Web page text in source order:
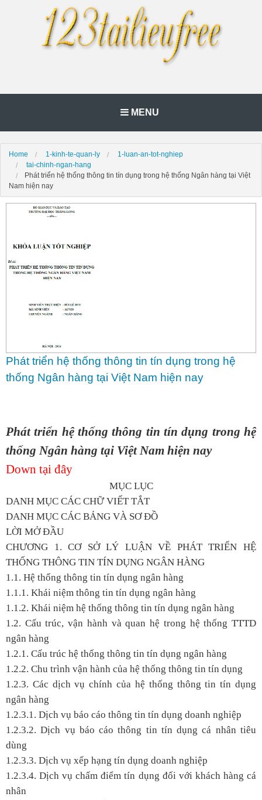
MENU
Home 1-kinh-te-quan-ly
1-luan-an-tot-nghiep
tai-chinh-ngan-hang
Phát triển hệ thống thông tin tín dụng trong hệ thống Ngân hàng tại Việt
Nam hiện nay
Phát triển hệ thống thông tin tín dụng trong hệ
thống Ngân hàng tại Việt Nam hiện nay
Phát triển hệ thống thông tin tín dụng trong hệ
thống Ngân hàng tại Việt Nam hiện nay
Down tại đây
MỤC LỤC
DANH MỤC CÁC CHỮ VIẾT TẮT
DANH MỤC CÁC BẢNG VÀ SƠ ĐỒ
LỜI MỞ ĐẦU
CHƯƠNG 1. CƠ SỞ LÝ LUẬN VỀ PHÁT TRIỂN HỆ
THỐNG THÔNG TIN TÍN DỤNG NGÂN HÀNG
1.1. Hệ thống thông tin tín dụng ngân hàng
1.1.1. Khái niệm thông tin tín dụng ngân hàng
1.1.2. Khái niệm hệ thống thông tin tín dụng ngân hàng
1.2. Cấu trúc, vận hành và quan hệ trong hệ thống TTTD
ngân hàng
1.2.1. Cấu trúc hệ thống thông tin tín dụng ngân hàng
1.2.2. Chu trình vận hành của hệ thống thông tin tín dụng
1.2.3. Các dịch vụ chính của hệ thống thông tin tín dụng
ngân hàng
1.2.3.1. Dịch vụ báo cáo thông tin tín dụng doanh nghiệp
1.2.3.2. Dịch vụ báo cáo thông tin tín dụng cá nhân tiêu
dùng
1.2.3.3. Dịch vụ xếp hạng tín dụng doanh nghiệp
1.2.3.4. Dịch vụ chấm điểm tín dụng đối với khách hàng cá
nhân